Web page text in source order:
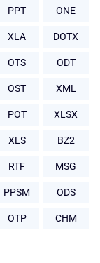
PPT ONE
XLA DOTX
OTS ODT
OST XML
POT XLSX
XLS BZ2
RTF MSG
PPSM ODS
OTP CHM